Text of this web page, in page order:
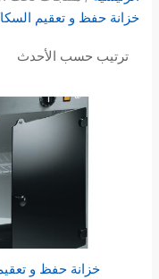
خزانة حفظ و تعقيم
خزانة حفظ و